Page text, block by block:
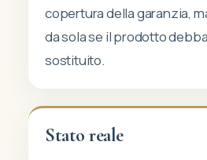
copertura della garanzia,
da sola se il prodotto
sostituito.
Stato reale